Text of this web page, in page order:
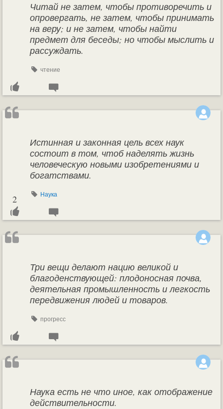
Читай не затем, чтобы противоречить и
опровергать, не затем, чтобы принимать
на веру; и не затем, чтобы найти
предмет для беседы; но чтобы мыслить и
рассуждать.
чтение
Истинная и законная цель всех наук
состоит в том, чтоб наделять жизнь
человеческую новыми изобретениями и
богатствами.
Наука
2
Три вещи делают нацию великой и
благоденствующей: плодоносная почва,
деятельная промышленность и легкость
передвижения людей и товаров.
прогресс
Наука есть не что иное, как отображение
действительности.